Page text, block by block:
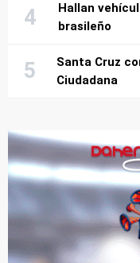
Hallan
brasileño
Santa Cruz
Ciudadana